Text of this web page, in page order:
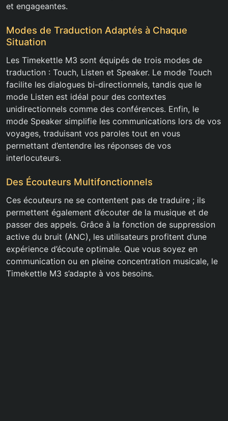
et engageantes.
Modes de Traduction Adaptés à Chaque
Situation
Les Timekettle M3 sont équipés de trois modes de
traduction : Touch, Listen et Speaker. Le mode Touch
facilite les dialogues bi-directionnels, tandis que le
mode Listen est idéal pour des contextes
unidirectionnels comme des conférences. Enfin, le
mode Speaker simplifie les communications lors de vos
voyages, traduisant vos paroles tout en vous
permettant d’entendre les réponses de vos
interlocuteurs.
Des Écouteurs Multifonctionnels
Ces écouteurs ne se contentent pas de traduire ; ils
permettent également d’écouter de la musique et de
passer des appels. Grâce à la fonction de suppression
active du bruit (ANC), les utilisateurs profitent d’une
expérience d’écoute optimale. Que vous soyez en
communication ou en pleine concentration musicale, le
Timekettle M3 s’adapte à vos besoins.